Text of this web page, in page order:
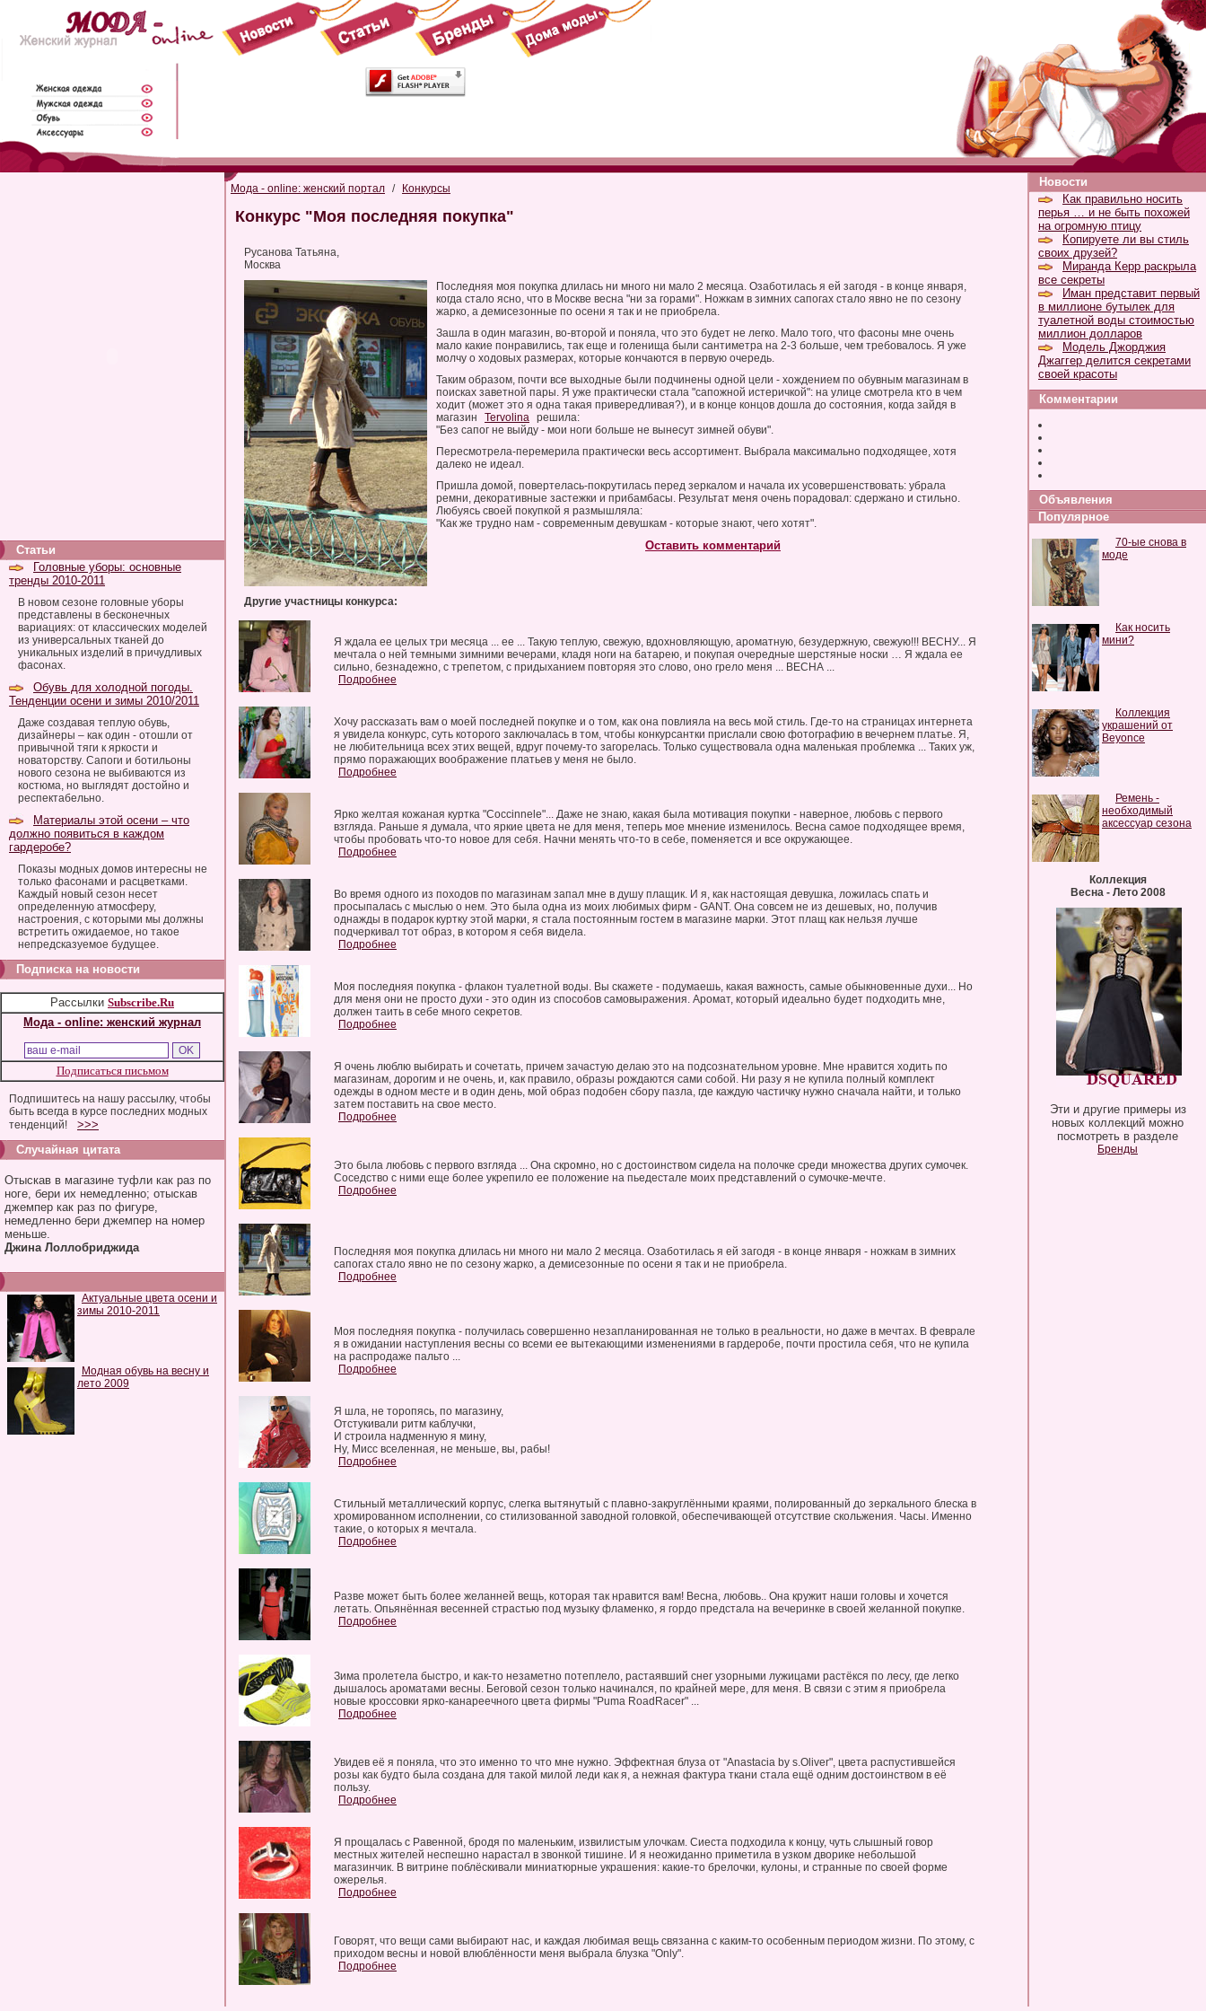
Статьи
Головные уборы: основные
тренды 2010-2011
В новом сезоне головные уборы
представлены в бесконечных
вариациях: от классических моделей
из универсальных тканей до
уникальных изделий в причудливых
фасонах.
Обувь для холодной погоды.
Тенденции осени и зимы 2010/2011
Даже создавая теплую обувь,
дизайнеры – как один - отошли от
привычной тяги к яркости и
новаторству. Сапоги и ботильоны
нового сезона не выбиваются из
костюма, но выглядят достойно и
респектабельно.
Материалы этой осени – что
должно появиться в каждом
гардеробе?
Показы модных домов интересны не
только фасонами и расцветками.
Каждый новый сезон несет
определенную атмосферу,
настроения, с которыми мы должны
встретить ожидаемое, но такое
непредсказуемое будущее.
Подписка на новости
Рассылки Subscribe.Ru
Мода - online: женский журнал
Подписаться письмом
Подпишитесь на нашу рассылку, чтобы
быть всегда в курсе последних модных
тенденций!
>>>
Случайная цитата
Отыскав в магазине туфли как раз по
ноге, бери их немедленно; отыскав
джемпер как раз по фигуре,
немедленно бери джемпер на номер
меньше.
Джина Лоллобриджида
Актуальные цвета осени и
зимы 2010-2011
Модная обувь на весну и
лето 2009
Мода - online: женский портал / Конкурсы
Конкурс "Моя последняя покупка"
Русанова Татьяна,
Москва
Последняя моя покупка длилась ни много ни мало 2 месяца. Озаботилась я ей загодя - в конце января,
когда стало ясно, что в Москве весна "ни за горами". Ножкам в зимних сапогах стало явно не по сезону
жарко, а демисезонные по осени я так и не приобрела.
Зашла в один магазин, во-второй и поняла, что это будет не легко. Мало того, что фасоны мне очень
мало какие понравились, так еще и голенища были сантиметра на 2-3 больше, чем требовалось. Я уже
молчу о ходовых размерах, которые кончаются в первую очередь.
Таким образом, почти все выходные были подчинены одной цели - хождением по обувным магазинам в
поисках заветной пары. Я уже практически стала "сапожной истеричкой": на улице смотрела кто в чем
ходит (может это я одна такая привередливая?), и в конце концов дошла до состояния, когда зайдя в
магазин
Tervolina решила:
"Без сапог не выйду - мои ноги больше не вынесут зимней обуви".
Пересмотрела-перемерила практически весь ассортимент. Выбрала максимально подходящее, хотя
далеко не идеал.
Пришла домой, повертелась-покрутилась перед зеркалом и начала их усовершенствовать: убрала
ремни, декоративные застежки и прибамбасы. Результат меня очень порадовал: сдержано и стильно.
Любуясь своей покупкой я размышляла:
"Как же трудно нам - современным девушкам - которые знают, чего хотят".
Оставить комментарий
Другие участницы конкурса:
Я ждала ее целых три месяца ... ее ... Такую теплую, свежую, вдохновляющую, ароматную, безудержную, свежую!!! ВЕСНУ... Я
мечтала о ней темными зимними вечерами, кладя ноги на батарею, и покупая очередные шерстяные носки … Я ждала ее
сильно, безнадежно, с трепетом, с придыханием повторяя это слово, оно грело меня ... ВЕСНА ...
Подробнее
Хочу рассказать вам о моей последней покупке и о том, как она повлияла на весь мой стиль. Где-то на страницах интернета
я увидела конкурс, суть которого заключалась в том, чтобы конкурсантки прислали свою фотографию в вечернем платье. Я,
не любительница всех этих вещей, вдруг почему-то загорелась. Только существовала одна маленькая проблемка ... Таких уж,
прямо поражающих воображение платьев у меня не было.
Подробнее
Ярко желтая кожаная куртка "Coccinnele"... Даже не знаю, какая была мотивация покупки - наверное, любовь с первого
взгляда. Раньше я думала, что яркие цвета не для меня, теперь мое мнение изменилось. Весна самое подходящее время,
чтобы пробовать что-то новое для себя. Начни менять что-то в себе, поменяется и все окружающее.
Подробнее
Во время одного из походов по магазинам запал мне в душу плащик. И я, как настоящая девушка, ложилась спать и
просыпалась с мыслью о нем. Это была одна из моих любимых фирм - GANT. Она совсем не из дешевых, но, получив
однажды в подарок куртку этой марки, я стала постоянным гостем в магазине марки. Этот плащ как нельзя лучше
подчеркивал тот образ, в котором я себя видела.
Подробнее
Моя последняя покупка - флакон туалетной воды. Вы скажете - подумаешь, какая важность, самые обыкновенные духи... Но
для меня они не просто духи - это один из способов самовыражения. Аромат, который идеально будет подходить мне,
должен таить в себе много секретов.
Подробнее
Я очень люблю выбирать и сочетать, причем зачастую делаю это на подсознательном уровне. Мне нравится ходить по
магазинам, дорогим и не очень, и, как правило, образы рождаются сами собой. Ни разу я не купила полный комплект
одежды в одном месте и в один день, мой образ подобен сбору пазла, где каждую частичку нужно сначала найти, и только
затем поставить на свое место.
Подробнее
Это была любовь с первого взгляда ... Она скромно, но с достоинством сидела на полочке среди множества других сумочек.
Соседство с ними еще более укрепило ее положение на пьедестале моих представлений о сумочке-мечте.
Подробнее
Последняя моя покупка длилась ни много ни мало 2 месяца. Озаботилась я ей загодя - в конце января - ножкам в зимних
сапогах стало явно не по сезону жарко, а демисезонные по осени я так и не приобрела.
Подробнее
Моя последняя покупка - получилась совершенно незапланированная не только в реальности, но даже в мечтах. В феврале
я в ожидании наступления весны со всеми ее вытекающими изменениями в гардеробе, почти простила себя, что не купила
на распродаже пальто ...
Подробнее
Я шла, не торопясь, по магазину,
Отстукивали ритм каблучки,
И строила надменную я мину,
Ну, Мисс вселенная, не меньше, вы, рабы!
Подробнее
Стильный металлический корпус, слегка вытянутый с плавно-закруглёнными краями, полированный до зеркального блеска в
хромированном исполнении, со стилизованной заводной головкой, обеспечивающей отсутствие скольжения. Часы. Именно
такие, о которых я мечтала.
Подробнее
Разве может быть более желанней вещь, которая так нравится вам! Весна, любовь.. Она кружит наши головы и хочется
летать. Опьянённая весенней страстью под музыку фламенко, я гордо предстала на вечеринке в своей желанной покупке.
Подробнее
Зима пролетела быстро, и как-то незаметно потеплело, растаявший снег узорными лужицами растёкся по лесу, где легко
дышалось ароматами весны. Беговой сезон только начинался, по крайней мере, для меня. В связи с этим я приобрела
новые кроссовки ярко-канареечного цвета фирмы "Puma RoadRacer" ...
Подробнее
Увидев её я поняла, что это именно то что мне нужно. Эффектная блуза от "Anastacia by s.Oliver", цвета распустившейся
розы как будто была создана для такой милой леди как я, а нежная фактура ткани стала ещё одним достоинством в её
пользу.
Подробнее
Я прощалась с Равенной, бродя по маленьким, извилистым улочкам. Сиеста подходила к концу, чуть слышный говор
местных жителей неспешно нарастал в звонкой тишине. И я неожиданно приметила в узком дворике небольшой
магазинчик. В витрине поблёскивали миниатюрные украшения: какие-то брелочки, кулоны, и странные по своей форме
ожерелья.
Подробнее
Говорят, что вещи сами выбирают нас, и каждая любимая вещь связанна с каким-то особенным периодом жизни. По этому, с
приходом весны и новой влюблённости меня выбрала блузка "Only".
Подробнее
Новости
Как правильно носить
перья … и не быть похожей
на огромную птицу
Копируете ли вы стиль
своих друзей?
Миранда Керр раскрыла
все секреты
Иман представит первый
в миллионе бутылек для
туалетной воды стоимостью
миллион долларов
Модель Джорджия
Джаггер делится секретами
своей красоты
Комментарии
Объявления
Популярное
70-ые снова в
моде
Как носить
мини?
Коллекция
украшений от
Beyonce
Ремень -
необходимый
аксессуар сезона
Коллекция
Весна - Лето 2008
Эти и другие примеры из
новых коллекций можно
посмотреть в разделе
Бренды